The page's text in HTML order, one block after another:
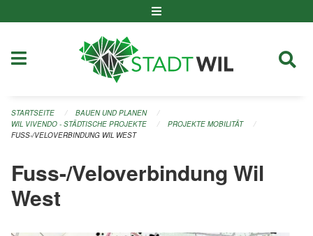
STARTSEITE
BAUEN UND PLANEN
WIL VIVENDO - STÄDTISCHE PROJEKTE
PROJEKTE MOBILITÄT
FUSS-/VELOVERBINDUNG WIL WEST
Fuss-/Veloverbindung Wil
West